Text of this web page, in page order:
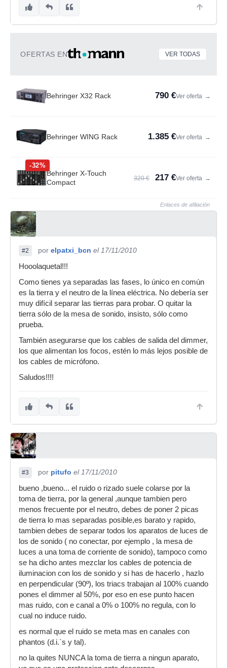
OFERTAS EN VER TODAS
Behringer X32 Rack 790 €Ver oferta →
Behringer WING Rack 1.385 €Ver oferta →
-32%
Behringer X-Touch
Compact
320 € 217 €Ver oferta →
Enlaces de afiliación
#2 por elpatxi_bcn el 17/11/2010
Hooolaquetal!!!
Como tienes ya separadas las fases, lo único en común
es la tierra y el neutro de la línea eléctrica. No debería ser
muy difícil separar las tierras para probar. O quitar la
tierra sólo de la mesa de sonido, insisto, sólo como
prueba.
También asegurarse que los cables de salida del dimmer,
los que alimentan los focos, estén lo más lejos posible de
los cables de micrófono.
Saludos!!!!
#3 por pitufo el 17/11/2010
bueno ,bueno... el ruido o rizado suele colarse por la
toma de tierra, por la general ,aunque tambien pero
menos frecuente por el neutro, debes de poner 2 picas
de tierra lo mas separadas posible,es barato y rapido,
tambien debes de separar todos los aparatos de luces de
los de sonido ( no conectar, por ejemplo , la mesa de
luces a una toma de corriente de sonido), tampoco como
se ha dicho antes mezclar los cables de potencia de
iluminacion con los de sonido y si has de hacerlo , hazlo
en perpendicular (90º), los triacs trabajan al 100% cuando
pones el dimmer al 50%, por eso en ese punto hacen
mas ruido, con e canal a 0% o 100% no regula, con lo
cual no induce ruido.
es normal que el ruido se meta mas en canales con
phantos (d.i.`s y tal).
no la quites NUNCA la toma de tierra a ningun aparato,